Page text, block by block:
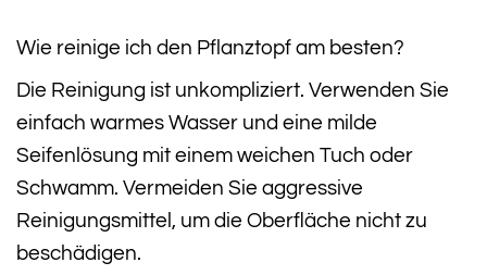
Wie reinige ich den Pflanztopf am besten?
Die Reinigung ist unkompliziert. Verwenden Sie
einfach warmes Wasser und eine milde
Seifenlösung mit einem weichen Tuch oder
Schwamm. Vermeiden Sie aggressive
Reinigungsmittel, um die Oberfläche nicht zu
beschädigen.